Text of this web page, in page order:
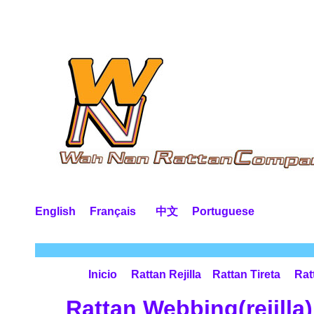
English Français 中文 Portuguese
Inicio Rattan Rejilla Rattan Tireta
Rattan Webbing(rejilla)